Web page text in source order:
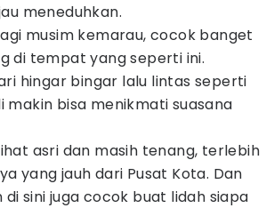
meneduhkan.
musim kemarau, cocok banget
di tempat yang seperti ini.
hingar bingar lalu lintas seperti
makin bisa menikmati suasana
asri dan masih tenang, terlebih
yang jauh dari Pusat Kota. Dan
sini juga cocok buat lidah siapa